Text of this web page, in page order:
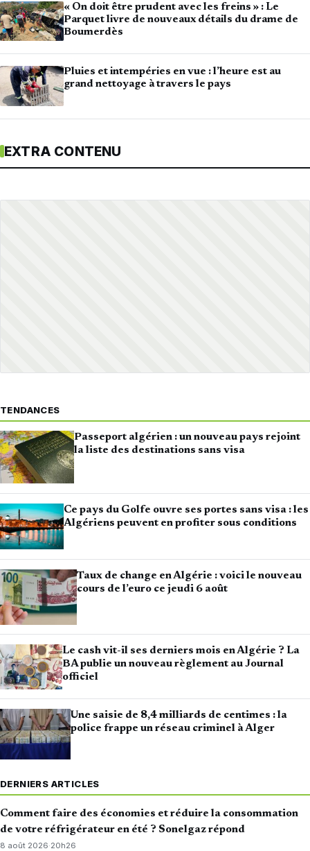
« On doit être prudent avec les freins » : Le
Parquet livre de nouveaux détails du drame de
Boumerdès
Pluies et intempéries en vue : l’heure est au
grand nettoyage à travers le pays
EXTRA CONTENU
TENDANCES
Passeport algérien : un nouveau pays rejoint
la liste des destinations sans visa
Ce pays du Golfe ouvre ses portes sans visa : les
Algériens peuvent en profiter sous conditions
Taux de change en Algérie : voici le nouveau
cours de l’euro ce jeudi 6 août
Le cash vit-il ses derniers mois en Algérie ? La
BA publie un nouveau règlement au Journal
officiel
Une saisie de 8,4 milliards de centimes : la
police frappe un réseau criminel à Alger
DERNIERS ARTICLES
Comment faire des économies et réduire la consommation
de votre réfrigérateur en été ? Sonelgaz répond
8 août 2026·20h26